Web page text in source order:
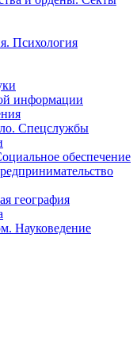
Психология
информации
Спецслужбы
обеспечение
география
Науковедение